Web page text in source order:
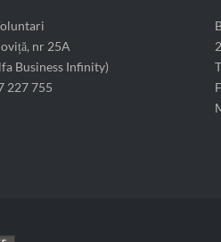
nr 25A
Business Infinity)
227 755